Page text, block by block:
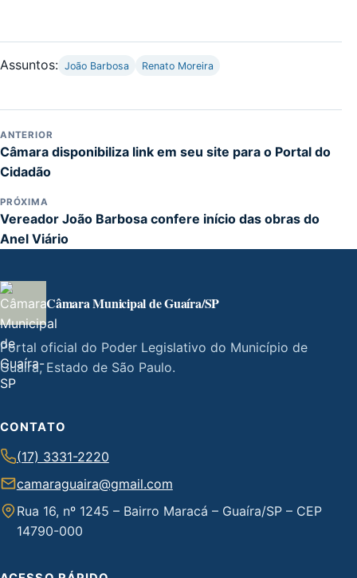
Assuntos: João Barbosa Renato Moreira
ANTERIOR
Câmara disponibiliza link em seu site para o Portal do
Cidadão
PRÓXIMA
Vereador João Barbosa confere início das obras do
Anel Viário
Câmara Municipal de Guaíra/SP
Portal oficial do Poder Legislativo do Município de
Guaíra, Estado de São Paulo.
CONTATO
(17) 3331-2220
camaraguaira@gmail.com
Rua 16, nº 1245 – Bairro Maracá – Guaíra/SP – CEP
14790-000